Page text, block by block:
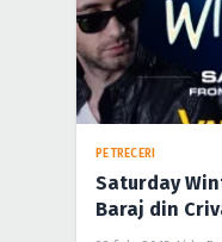
PETRECERI
Saturday
Baraj din